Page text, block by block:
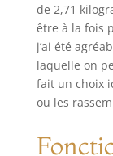
de 2,71
être à la fois
j’ai été
laquelle on
fait un choix
ou les